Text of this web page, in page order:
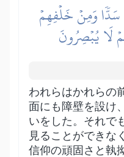
سَدّٗا وَمِنۡ خَلۡفِهِمۡ
لَا يُبۡصِرُونَ
われらはかれらの
面にも障壁を設け
いをした。それで
見ることができな
信仰の頑固さと執